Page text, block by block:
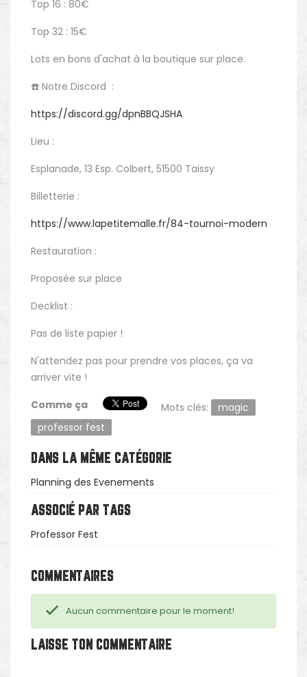
Top 16 : 80€
Top 32 : 15€
Lots en bons d'achat à la boutique sur place.
☎️ Notre Discord :
https://discord.gg/dpnBBQJSHA
Lieu :
Esplanade, 13 Esp. Colbert, 51500 Taissy
Billetterie :
https://www.lapetitemalle.fr/84-tournoi-modern
Restauration :
Proposée sur place
Decklist :
Pas de liste papier !
N'attendez pas pour prendre vos places, ça va
arriver vite !
Comme ça
Mots clés:
magic
professor fest
DANS LA MÊME CATÉGORIE
Planning des Evenements
ASSOCIÉ PAR TAGS
Professor Fest
COMMENTAIRES
Aucun commentaire pour le moment!
LAISSE TON COMMENTAIRE